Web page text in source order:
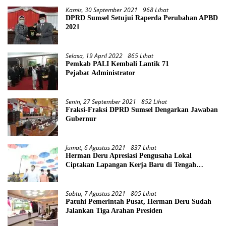
Kamis, 30 September 2021 968 Lihat
DPRD Sumsel Setujui Raperda Perubahan APBD
2021
Selasa, 19 April 2022 865 Lihat
Pemkab PALI Kembali Lantik 71
Pejabat Administrator
Senin, 27 September 2021 852 Lihat
Fraksi-Fraksi DPRD Sumsel Dengarkan Jawaban
Gubernur
Jumat, 6 Agustus 2021 837 Lihat
Herman Deru Apresiasi Pengusaha Lokal
Ciptakan Lapangan Kerja Baru di Tengah
Sabtu, 7 Agustus 2021 805 Lihat
Patuhi Pemerintah Pusat, Herman Deru Sudah
Jalankan Tiga Arahan Presiden